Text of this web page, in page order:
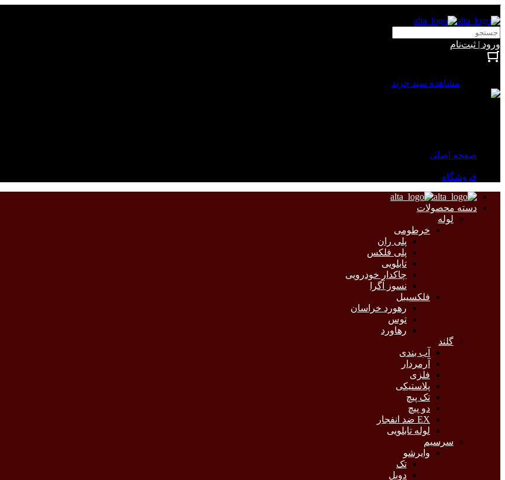
ورود | ثبت‌نام
مشاهده سبد خرید
صفحه اصلی
فروشگاه
دسته محصولات
لوله
خرطومی
پلی ران
پلی فلکس
تابلویی
چاکدار خودرویی
نسوز آگرا
فلکسیبل
رهورد خراسان
توس
رهاورد
گلند
آب بندی
آرمردار
فلزی
پلاستیکی
تک پیچ
دو پیچ
EX ضد انفجار
لوله تابلویی
سرسیم
وایرشو
تک
دوبل